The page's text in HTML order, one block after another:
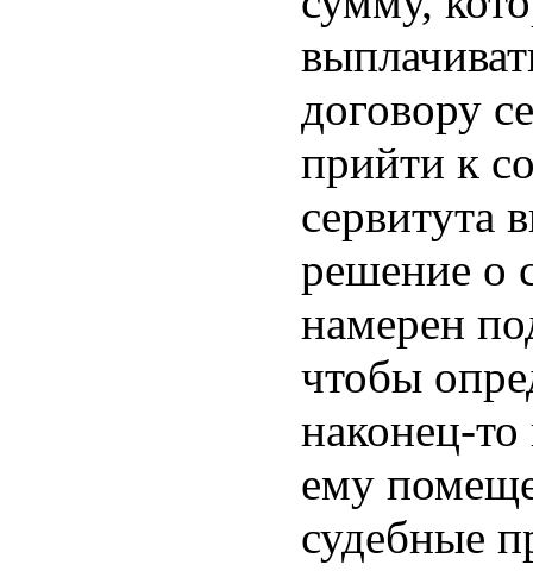
договору
прийти к
сервитута
решение о
намерен
чтобы
наконец-
ему
судебные